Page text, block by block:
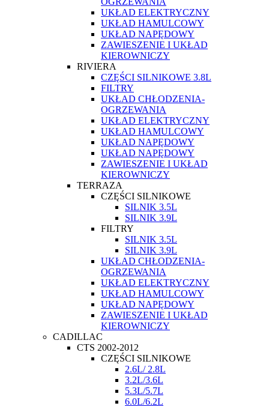
UKŁAD ELEKTRYCZNY
UKŁAD HAMULCOWY
UKŁAD NAPĘDOWY
ZAWIESZENIE I UKŁAD
KIEROWNICZY
RIVIERA
CZĘŚCI SILNIKOWE 3.8L
FILTRY
UKŁAD CHŁODZENIA-
OGRZEWANIA
UKŁAD ELEKTRYCZNY
UKŁAD HAMULCOWY
UKŁAD NAPĘDOWY
UKŁAD NAPĘDOWY
ZAWIESZENIE I UKŁAD
KIEROWNICZY
TERRAZA
CZĘŚCI SILNIKOWE
SILNIK 3.5L
SILNIK 3.9L
FILTRY
SILNIK 3.5L
SILNIK 3.9L
UKŁAD CHŁODZENIA-
OGRZEWANIA
UKŁAD ELEKTRYCZNY
UKŁAD HAMULCOWY
UKŁAD NAPĘDOWY
ZAWIESZENIE I UKŁAD
KIEROWNICZY
CADILLAC
CTS 2002-2012
CZĘŚCI SILNIKOWE
2.6L/ 2.8L
3.2L/3.6L
5.3L/5.7L
6.0L/6.2L